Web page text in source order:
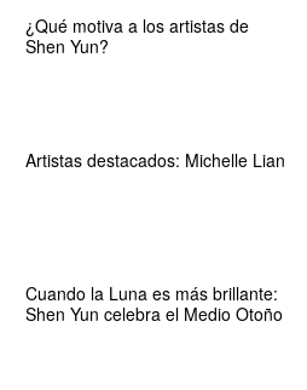
¿Qué motiva a los artistas de
Shen Yun?
Artistas destacados: Michelle Lian
Cuando la Luna es más brillante:
Shen Yun celebra el Medio Otoño